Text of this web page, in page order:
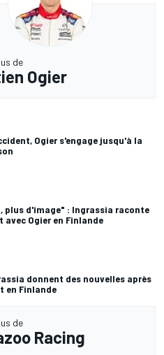
de
Ogier
Ogier s'engage jusqu'à la
plus d'image" : Ingrassia raconte
avec Ogier en Finlande
donnent des nouvelles après
en Finlande
de
Racing